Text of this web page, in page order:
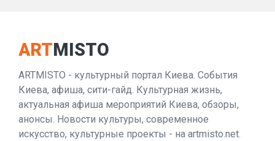
ARTMISTO
ARTMISTO - культурный портал Киева. События
Киева, афиша, сити-гайд. Культурная жизнь,
актуальная афиша мероприятий Киева, обзоры,
анонсы. Новости культуры, современное
искусство, культурные проекты - на artmisto.net.